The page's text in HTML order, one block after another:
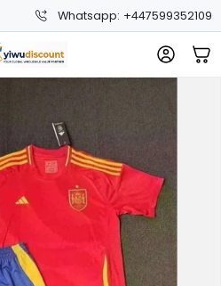
Whatsapp: +447599352109